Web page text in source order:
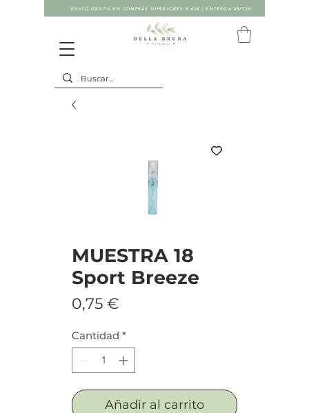
ENVÍO GRATIS EN COMPRAS SUPERIORES A 60€ | ENTREGA 48/72H
MUESTRA 18
Sport Breeze
0,75 €
Cantidad *
Añadir al carrito